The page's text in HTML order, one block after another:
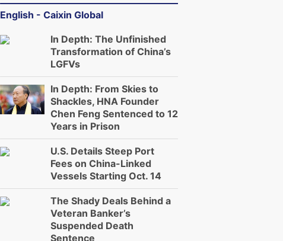
English - Caixin Global
In Depth: The Unfinished
Transformation of China’s
LGFVs
In Depth: From Skies to
Shackles, HNA Founder
Chen Feng Sentenced to 12
Years in Prison
U.S. Details Steep Port
Fees on China-Linked
Vessels Starting Oct. 14
The Shady Deals Behind a
Veteran Banker’s
Suspended Death
Sentence